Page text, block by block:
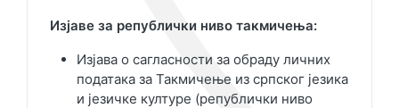
Изјаве за републички ниво такмичења:
Изјава о сагласности за обраду личних
података за Такмичење из српског језика
и језичке културе (републички ниво